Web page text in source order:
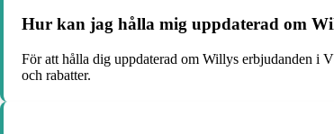
Hur kan jag hålla mig uppdaterad om
För att hålla dig uppdaterad om Willys erbjudanden i
och rabatter.